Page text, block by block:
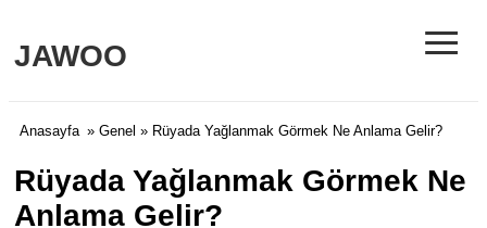
JAWOO ≡
Anasayfa » Genel » Rüyada Yağlanmak Görmek Ne Anlama Gelir?
Rüyada Yağlanmak Görmek Ne
Anlama Gelir?